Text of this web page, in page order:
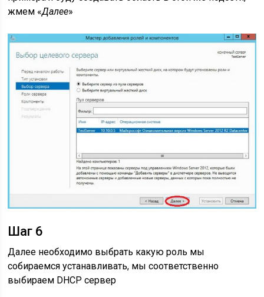
жмем «Далее»
Шаг 6
Далее необходимо выбрать какую роль мы
собираемся устанавливать, мы соответственно
выбираем DHCP сервер